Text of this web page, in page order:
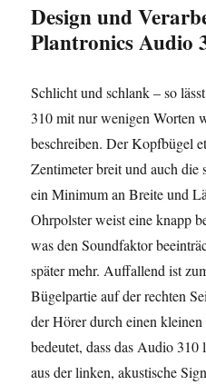
Design und
Plantronics Audio
Schlicht und schlank – so
310 mit nur wenigen Worten
beschreiben. Der Kopfbügel
Zentimeter breit und auch die
ein Minimum an Breite und
Ohrpolster weist eine knapp
was den Soundfaktor
später mehr. Auffallend ist
Bügelpartie auf der rechten
der Hörer durch einen
bedeutet, dass das Audio
aus der linken, akustische